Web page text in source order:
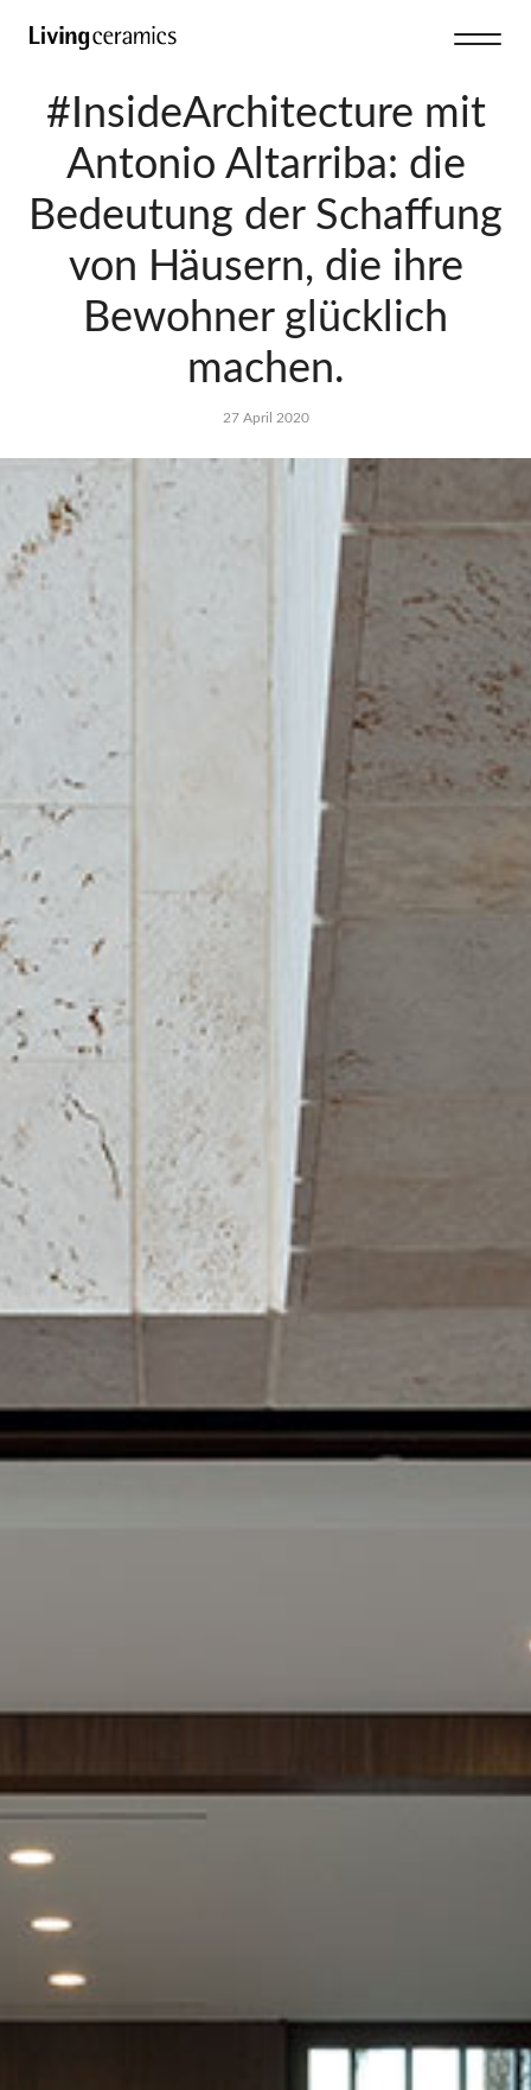
#InsideArchitecture mit
Antonio Altarriba: die
Bedeutung der Schaffung
von Häusern, die ihre
Bewohner glücklich
machen.
27 April 2020